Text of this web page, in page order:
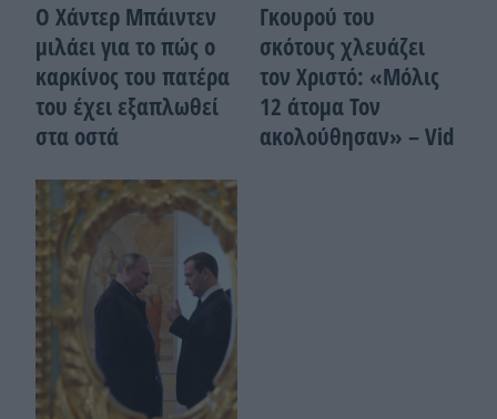
Ο Χάντερ Μπάιντεν
μιλάει για το πώς ο
καρκίνος του πατέρα
του έχει εξαπλωθεί
στα οστά
Γκουρού του
σκότους χλευάζει
τον Χριστό: «Μόλις
12 άτομα Τον
ακολούθησαν» – Vid